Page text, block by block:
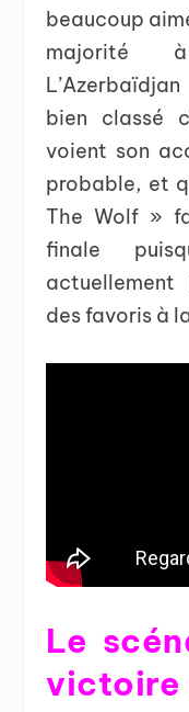
beaucoup
majorité
bien classé
voient son
probable, et
The Wolf »
finale
actuellement
des favoris à
Le
victoire